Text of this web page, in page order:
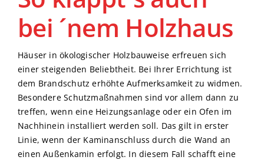
bei ´nem Holzhaus
Häuser in ökologischer Holzbauweise erfreuen sich
einer steigenden Beliebtheit. Bei Ihrer Errichtung ist
dem Brandschutz erhöhte Aufmerksamkeit zu widmen.
Besondere Schutzmaßnahmen sind vor allem dann zu
treffen, wenn eine Heizungsanlage oder ein Ofen im
Nachhinein installiert werden soll. Das gilt in erster
Linie, wenn der Kaminanschluss durch die Wand an
einen Außenkamin erfolgt. In diesem Fall schafft eine